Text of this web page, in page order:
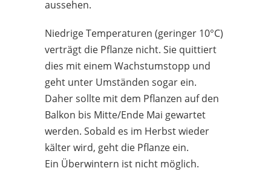
aussehen.
Niedrige Temperaturen (geringer 10°C)
verträgt die Pflanze nicht. Sie quittiert
dies mit einem Wachstumstopp und
geht unter Umständen sogar ein.
Daher sollte mit dem Pflanzen auf den
Balkon bis Mitte/Ende Mai gewartet
werden. Sobald es im Herbst wieder
kälter wird, geht die Pflanze ein.
Ein Überwintern ist nicht möglich.